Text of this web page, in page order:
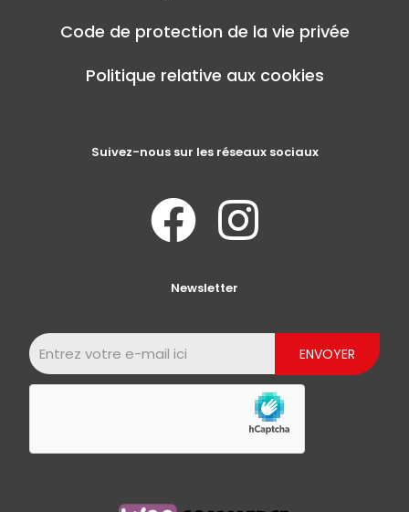
Code de protection de la vie privée
Politique relative aux cookies
Suivez-nous sur les réseaux sociaux
Newsletter